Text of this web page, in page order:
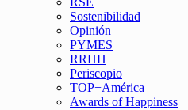
Sostenibilidad
Opinión
PYMES
RRHH
Periscopio
TOP+América
Awards of Happiness